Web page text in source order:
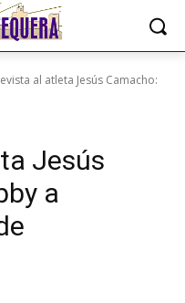
al atleta Jesús Camacho:
Jesús
a